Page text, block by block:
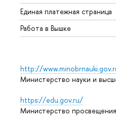
Единая платежная страница
Работа в Вышке
http://
Министерство науки и
https://edu.gov.ru/
Министерство